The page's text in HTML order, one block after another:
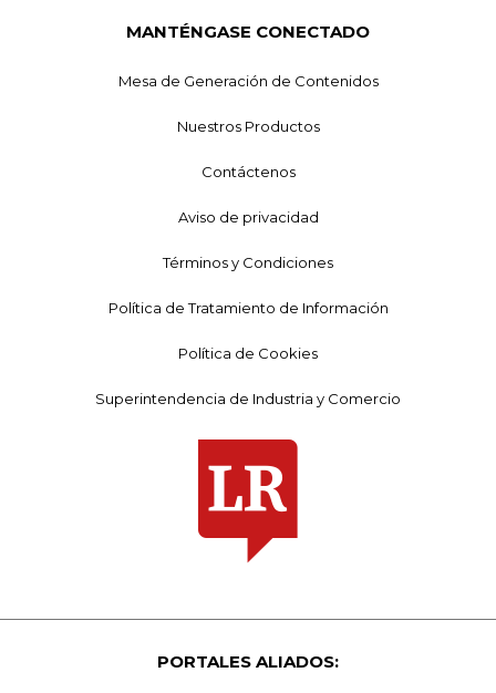
MANTÉNGASE CONECTADO
Mesa de Generación de Contenidos
Nuestros Productos
Contáctenos
Aviso de privacidad
Términos y Condiciones
Política de Tratamiento de Información
Política de Cookies
Superintendencia de Industria y Comercio
PORTALES ALIADOS: